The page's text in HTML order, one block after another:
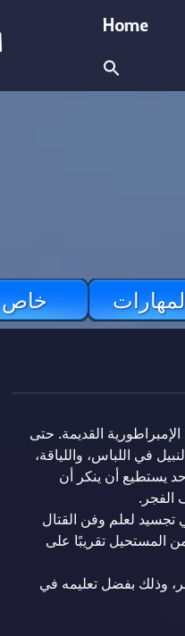
Home
خاص
القديمة. حتى
في اللباس، واللياقة،
يستطيع أن ينكر أن
الفجر.
تجسيد لعلم وفن القتال
المستحيل تقريبًا على
وذلك بفضل تعليمه في